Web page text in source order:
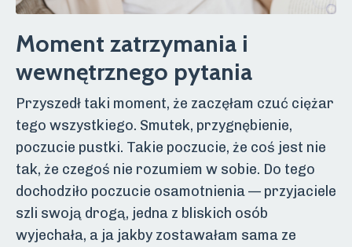
Moment zatrzymania i
wewnętrznego pytania
Przyszedł taki moment, że zaczęłam czuć ciężar
tego wszystkiego. Smutek, przygnębienie,
poczucie pustki. Takie poczucie, że coś jest nie
tak, że czegoś nie rozumiem w sobie. Do tego
dochodziło poczucie osamotnienia — przyjaciele
szli swoją drogą, jedna z bliskich osób
wyjechała, a ja jakby zostawałam sama ze